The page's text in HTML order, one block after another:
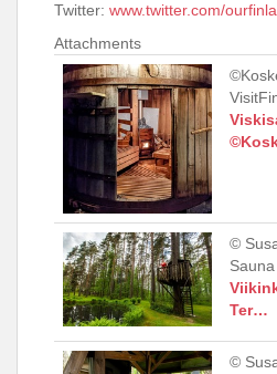
Twitter: www.twitter.com/
Attachments
©
Ter…
©